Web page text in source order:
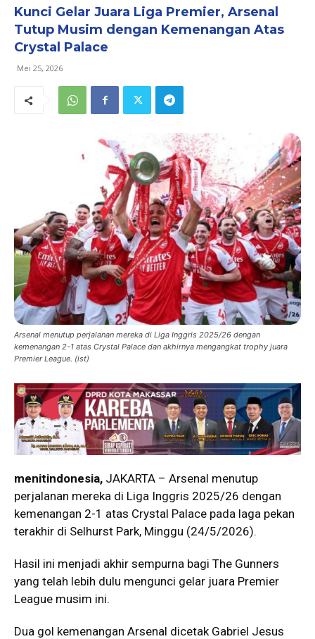
Kunci Gelar Juara Liga Premier, Arsenal
Tutup Musim dengan Kemenangan Atas
Crystal Palace
Mei 25, 2026
Arsenal menutup perjalanan mereka di Liga Inggris 2025/26 dengan
kemenangan 2-1 atas Crystal Palace dan akhirnya mengangkat trophy juara
Premier League. (ist)
menitindonesia, JAKARTA – Arsenal menutup
perjalanan mereka di Liga Inggris 2025/26 dengan
kemenangan 2-1 atas Crystal Palace pada laga pekan
terakhir di Selhurst Park, Minggu (24/5/2026).
Hasil ini menjadi akhir sempurna bagi The Gunners
yang telah lebih dulu mengunci gelar juara Premier
League musim ini.
Dua gol kemenangan Arsenal dicetak Gabriel Jesus